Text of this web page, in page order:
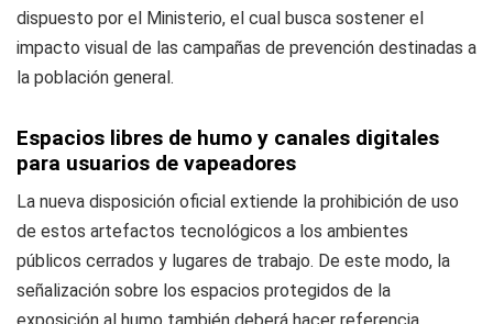
dispuesto por el Ministerio, el cual busca sostener el
impacto visual de las campañas de prevención destinadas a
la población general.
Espacios libres de humo y canales digitales
para usuarios de vapeadores
La nueva disposición oficial extiende la prohibición de uso
de estos artefactos tecnológicos a los ambientes
públicos cerrados y lugares de trabajo. De este modo, la
señalización sobre los espacios protegidos de la